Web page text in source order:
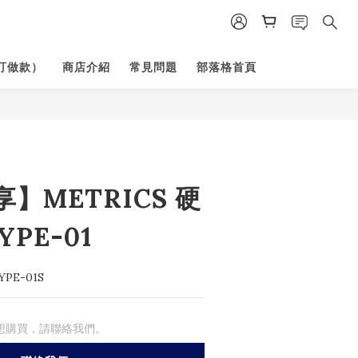
款） 商店介紹 常見問題 部落格首頁
】METRICS 硬
01
01S
購買，請聯絡我們。